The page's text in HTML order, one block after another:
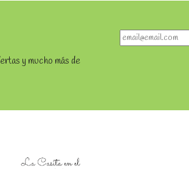
y mucho más de